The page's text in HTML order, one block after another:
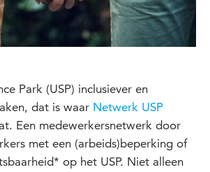
Park (USP) inclusiever en
dat is waar Netwerk USP
Een medewerkersnetwerk door
met een (arbeids)beperking of
op het USP. Niet alleen